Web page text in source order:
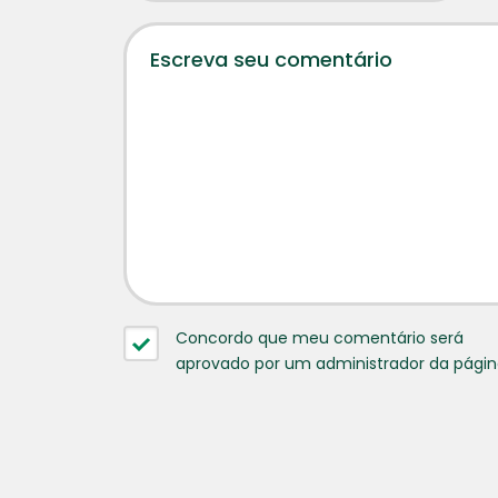
Concordo que meu comentário será
aprovado por um administrador da